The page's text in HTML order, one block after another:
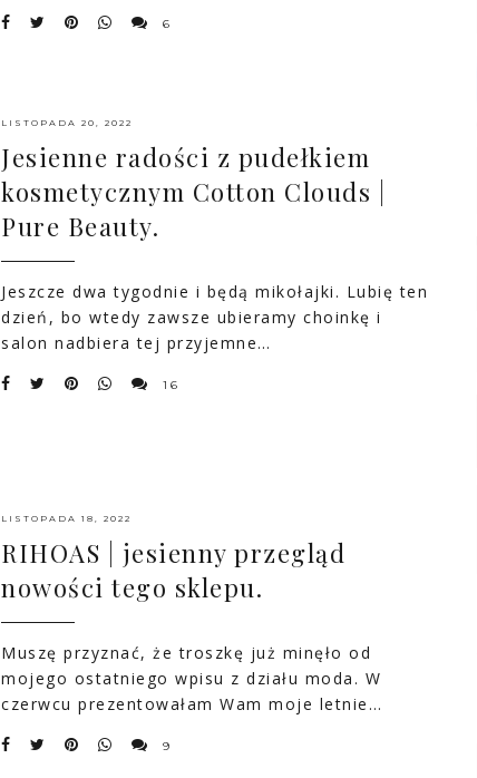
6
LISTOPADA 20, 2022
Jesienne radości z pudełkiem
kosmetycznym Cotton Clouds |
Pure Beauty.
Jeszcze dwa tygodnie i będą mikołajki. Lubię ten
dzień, bo wtedy zawsze ubieramy choinkę i
salon nadbiera tej przyjemne…
16
LISTOPADA 18, 2022
RIHOAS | jesienny przegląd
nowości tego sklepu.
Muszę przyznać, że troszkę już minęło od
mojego ostatniego wpisu z działu moda. W
czerwcu prezentowałam Wam moje letnie…
9